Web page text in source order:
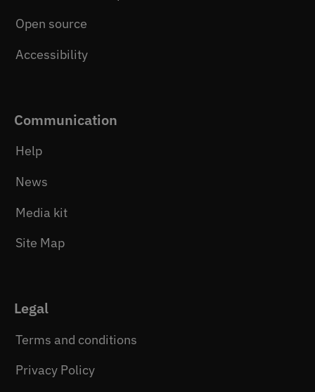
Open source
Accessibility
Communication
Help
News
Media kit
Site Map
Legal
Terms and conditions
Privacy Policy